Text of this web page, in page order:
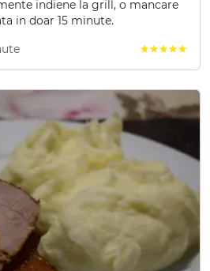
indiene la grill, o mancare
in doar 15 minute.
starstarstarstarstar